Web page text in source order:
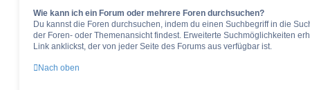
Wie kann ich ein Forum oder mehrere Foren durchsuchen?
Du kannst die Foren durchsuchen, indem du einen Suchbegriff in die
der Foren- oder Themenansicht findest. Erweiterte Suchmöglichkeiten
Link anklickst, der von jeder Seite des Forums aus verfügbar ist.
Nach oben